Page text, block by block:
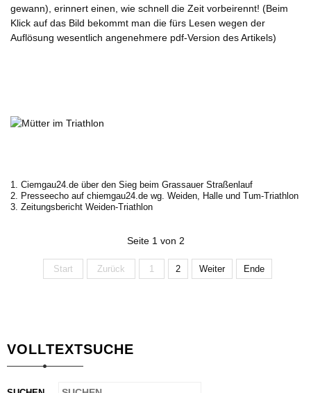
gewann), erinnert einen, wie schnell die Zeit vorbeirennt! (Beim
Klick auf das Bild bekommt man die fürs Lesen wegen der
Auflösung wesentlich angenehmere pdf-Version des Artikels)
Ciemgau24.de über den Sieg beim Grassauer Straßenlauf
Presseecho auf chiemgau24.de wg. Weiden, Halle und Tum-Triathlon
Zeitungsbericht Weiden-Triathlon
Seite 1 von 2
Start Zurück 1 2 Weiter Ende
VOLLTEXTSUCHE